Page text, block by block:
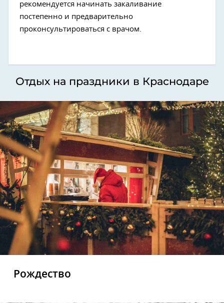
рекомендуется начинать закаливание
постепенно и предварительно
проконсультироваться с врачом.
Отдых на праздники в Краснодаре
Рождество